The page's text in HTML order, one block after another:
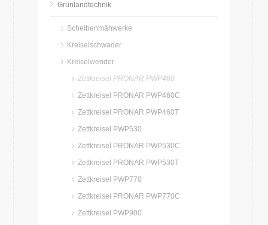
Grünlandtechnik
Scheibenmähwerke
Kreiselschwader
Kreiselwender
Zettkreisel PRONAR PWP460
Zettkreisel PRONAR PWP460C
Zettkreisel PRONAR PWP460T
Zettkreisel PWP530
Zettkreisel PRONAR PWP530C
Zettkreisel PRONAR PWP530T
Zettkreisel PWP770
Zettkreisel PRONAR PWP770C
Zettkreisel PWP900